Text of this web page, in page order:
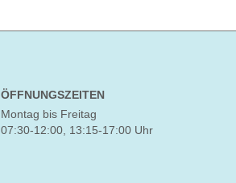
ÖFFNUNGSZEITEN
Montag bis Freitag
07:30-12:00, 13:15-17:00 Uhr